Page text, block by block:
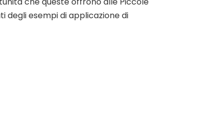
degli esempi di applicazione di